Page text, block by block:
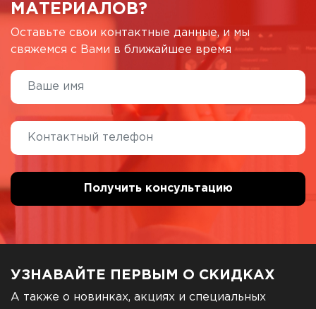
МАТЕРИАЛОВ?
Оставьте свои контактные данные, и мы
свяжемся с Вами в ближайшее время
УЗНАВАЙТЕ ПЕРВЫМ О СКИДКАХ
А также о новинках, акциях и специальных